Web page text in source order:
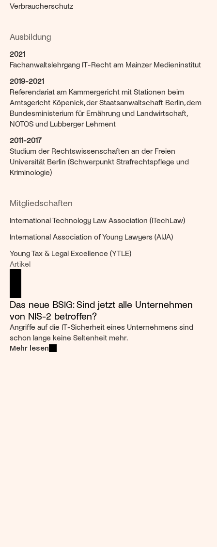
Verbraucherschutz
Ausbildung
2021
Fachanwaltslehrgang IT-Recht am Mainzer Medieninstitut
2019-2021
Referendariat am Kammergericht mit Stationen beim
Amtsgericht Köpenick, der Staatsanwaltschaft Berlin, dem
Bundesministerium für Ernährung und Landwirtschaft,
NOTOS und Lubberger Lehment
2011-2017
Studium der Rechtswissenschaften an der Freien
Universität Berlin (Schwerpunkt Strafrechtspflege und
Kriminologie)
Mitgliedschaften
International Technology Law Association (ITechLaw)
International Association of Young Lawyers (AIJA)
Young Tax & Legal Excellence (YTLE)
Artikel
Das neue BSIG: Sind jetzt alle Unternehmen
von NIS-2 betroffen?
Angriffe auf die IT-Sicherheit eines Unternehmens sind
Mehr lesen